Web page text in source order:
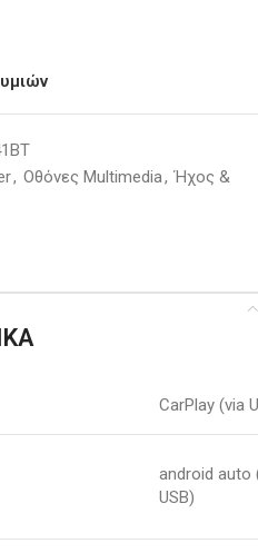
, Oθόνες Multimedia, Ήχος &
CarPlay (via
android auto
USB)